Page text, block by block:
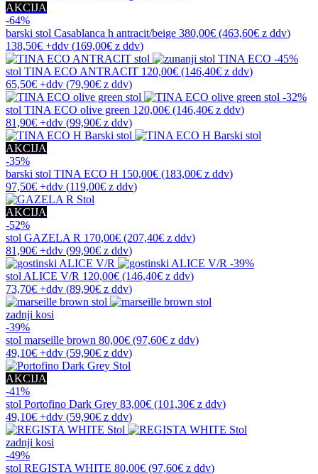
AKCIJA
-64%
barski stol Casablanca h antracit/beige 380,00€ (463,60€ z ddv)
138,50€ +ddv (169,00€ z ddv)
-45%
stol TINA ECO ANTRACIT 120,00€ (146,40€ z ddv)
65,50€ +ddv (79,90€ z ddv)
-32%
stol TINA ECO olive green 120,00€ (146,40€ z ddv)
81,90€ +ddv (99,90€ z ddv)
AKCIJA
-35%
barski stol TINA ECO H 150,00€ (183,00€ z ddv)
97,50€ +ddv (119,00€ z ddv)
AKCIJA
-52%
stol GAZELA R 170,00€ (207,40€ z ddv)
81,90€ +ddv (99,90€ z ddv)
-39%
stol ALICE V/R 120,00€ (146,40€ z ddv)
73,70€ +ddv (89,90€ z ddv)
zadnji kosi
-39%
stol marseille brown 80,00€ (97,60€ z ddv)
49,10€ +ddv (59,90€ z ddv)
AKCIJA
-41%
stol Portofino Dark Grey 83,00€ (101,30€ z ddv)
49,10€ +ddv (59,90€ z ddv)
zadnji kosi
-49%
stol REGISTA WHITE 80,00€ (97,60€ z ddv)